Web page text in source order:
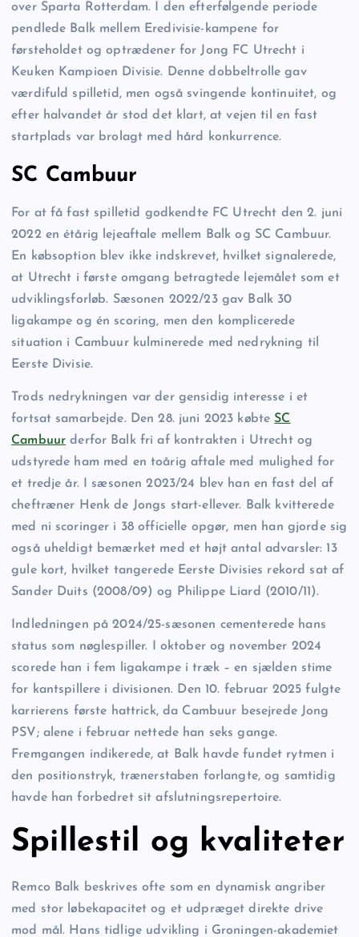
over Sparta Rotterdam. I den efterfølgende periode
pendlede Balk mellem Eredivisie-kampene for
førsteholdet og optrædener for Jong FC Utrecht i
Keuken Kampioen Divisie. Denne dobbeltrolle gav
værdifuld spilletid, men også svingende kontinuitet, og
efter halvandet år stod det klart, at vejen til en fast
startplads var brolagt med hård konkurrence.
SC Cambuur
For at få fast spilletid godkendte FC Utrecht den 2. juni
2022 en étårig lejeaftale mellem Balk og SC Cambuur.
En købsoption blev ikke indskrevet, hvilket signalerede,
at Utrecht i første omgang betragtede lejemålet som et
udviklingsforløb. Sæsonen 2022/23 gav Balk 30
ligakampe og én scoring, men den komplicerede
situation i Cambuur kulminerede med nedrykning til
Eerste Divisie.
Trods nedrykningen var der gensidig interesse i et
fortsat samarbejde. Den 28. juni 2023 købte SC
Cambuur derfor Balk fri af kontrakten i Utrecht og
udstyrede ham med en toårig aftale med mulighed for
et tredje år. I sæsonen 2023/24 blev han en fast del af
cheftræner Henk de Jongs start-ellever. Balk kvitterede
med ni scoringer i 38 officielle opgør, men han gjorde sig
også uheldigt bemærket med et højt antal advarsler: 13
gule kort, hvilket tangerede Eerste Divisies rekord sat af
Sander Duits (2008/09) og Philippe Liard (2010/11).
Indledningen på 2024/25-sæsonen cementerede hans
status som nøglespiller. I oktober og november 2024
scorede han i fem ligakampe i træk – en sjælden stime
for kantspillere i divisionen. Den 10. februar 2025 fulgte
karrierens første hattrick, da Cambuur besejrede Jong
PSV; alene i februar nettede han seks gange.
Fremgangen indikerede, at Balk havde fundet rytmen i
den positionstryk, trænerstaben forlangte, og samtidig
havde han forbedret sit afslutningsrepertoire.
Spillestil og kvaliteter
Remco Balk beskrives ofte som en dynamisk angriber
med stor løbekapacitet og et udpræget direkte drive
mod mål. Hans tidlige udvikling i Groningen-akademiet